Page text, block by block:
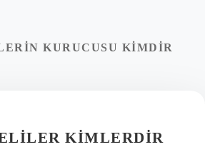
KURUCUSU KIMDIR
KIMLERDIR